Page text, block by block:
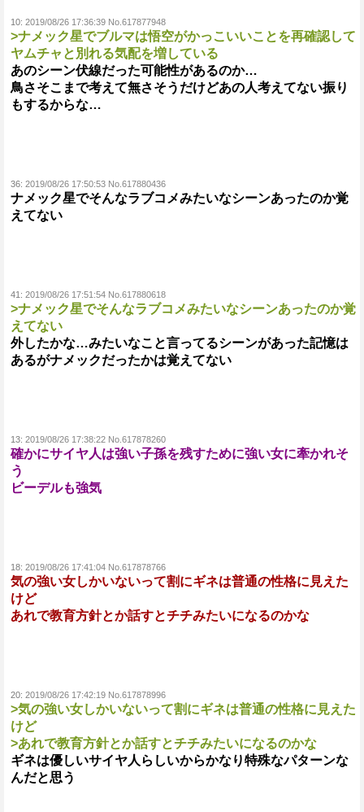
10: 2019/08/26 17:36:39 No.617877948
>ナメック星でブルマは悟空がかっこいいことを再確認して
ヤムチャと別れる気配を増している
あのシーン伏線だった可能性があるのか…
鳥さそこまで考えて無さそうだけどあの人考えてない振り
もするからな…
36: 2019/08/26 17:50:53 No.617880436
ナメック星でそんなラブコメみたいなシーンあったのか覚
えてない
41: 2019/08/26 17:51:54 No.617880618
>ナメック星でそんなラブコメみたいなシーンあったのか覚
えてない
外したかな…みたいなこと言ってるシーンがあった記憶は
あるがナメックだったかは覚えてない
13: 2019/08/26 17:38:22 No.617878260
確かにサイヤ人は強い子孫を残すために強い女に牽かれそ
う
ビーデルも強気
18: 2019/08/26 17:41:04 No.617878766
気の強い女しかいないって割にギネは普通の性格に見えた
けど
あれで教育方針とか話すとチチみたいになるのかな
20: 2019/08/26 17:42:19 No.617878996
>気の強い女しかいないって割にギネは普通の性格に見えた
けど
>あれで教育方針とか話すとチチみたいになるのかな
ギネは優しいサイヤ人らしいからかなり特殊なパターンな
んだと思う